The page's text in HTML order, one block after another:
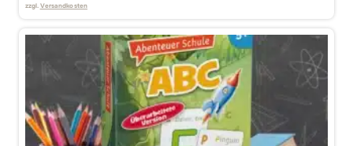
zzgl. Versandkosten